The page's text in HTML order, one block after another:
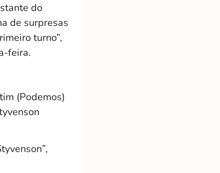
do
de surpresas
turno”,
feira.
(Podemos)